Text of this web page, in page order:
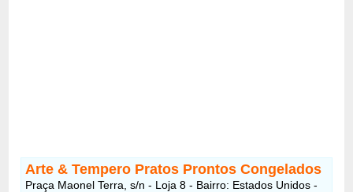
Arte & Tempero Pratos Prontos Congelados
Praça Maonel Terra, s/n - Loja 8 - Bairro: Estados Unidos -